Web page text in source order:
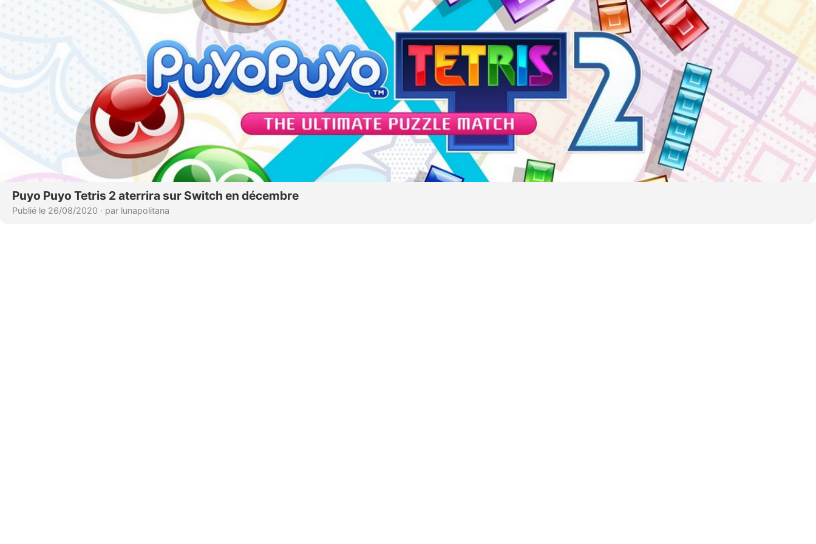
Puyo Puyo Tetris 2 aterrira sur Switch en décembre
Publié le 26/08/2020 · par lunapolitana